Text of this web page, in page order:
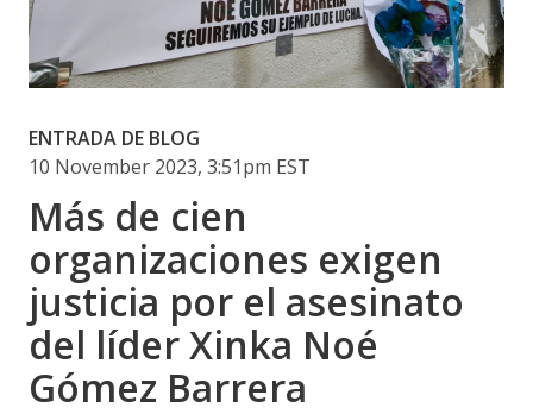
ENTRADA DE BLOG
10 November 2023, 3:51pm EST
Más de cien
organizaciones exigen
justicia por el asesinato
del líder Xinka Noé
Gómez Barrera